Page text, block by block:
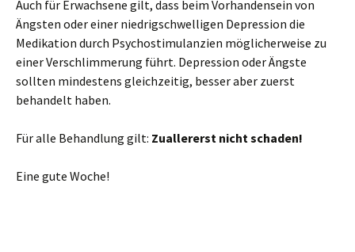
Auch für Erwachsene gilt, dass beim Vorhandensein von
Ängsten oder einer niedrigschwelligen Depression die
Medikation durch Psychostimulanzien möglicherweise zu
einer Verschlimmerung führt. Depression oder Ängste
sollten mindestens gleichzeitig, besser aber zuerst
behandelt haben.
Für alle Behandlung gilt: Zuallererst nicht schaden!
Eine gute Woche!